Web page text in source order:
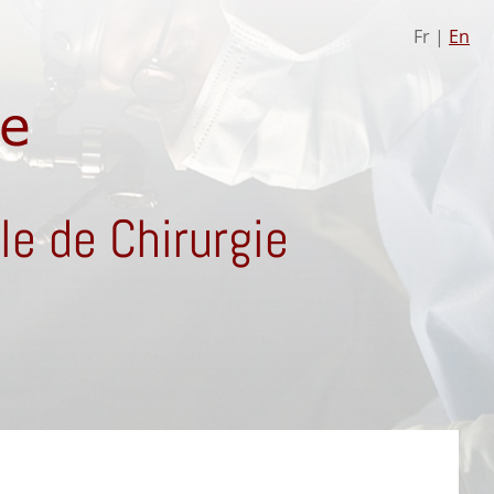
Fr | En
de Chirurgie